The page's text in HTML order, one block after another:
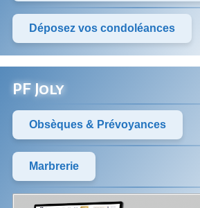
Déposez vos condoléances
PF Joly
Obsèques & Prévoyances
Marbrerie